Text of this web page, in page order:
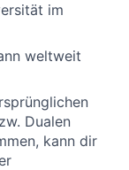
im
weltweit
Dualen
kann dir